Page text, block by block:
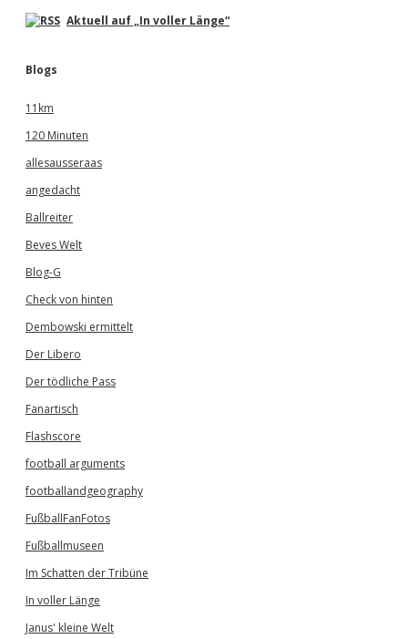
Aktuell auf „In voller Länge“
Blogs
11km
120 Minuten
allesausseraas
angedacht
Ballreiter
Beves Welt
Blog-G
Check von hinten
Dembowski ermittelt
Der Libero
Der tödliche Pass
Fanartisch
Flashscore
football arguments
footballandgeography
FußballFanFotos
Fußballmuseen
Im Schatten der Tribüne
In voller Länge
Janus' kleine Welt